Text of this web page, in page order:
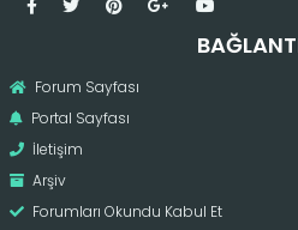
Forum Sayfası
Portal Sayfası
İletişim
Arşiv
Forumları Okundu Kabul Et